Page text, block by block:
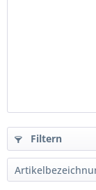
Filtern